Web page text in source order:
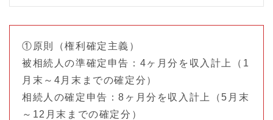
①原則（権利確定主義）
被相続人の準確定申告：4ヶ月分を収入計上（1
月末～4月末までの確定分）
相続人の確定申告：8ヶ月分を収入計上（5月末
～12月末までの確定分）